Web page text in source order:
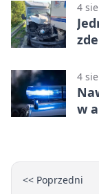
4
4
w
<< Poprzedni